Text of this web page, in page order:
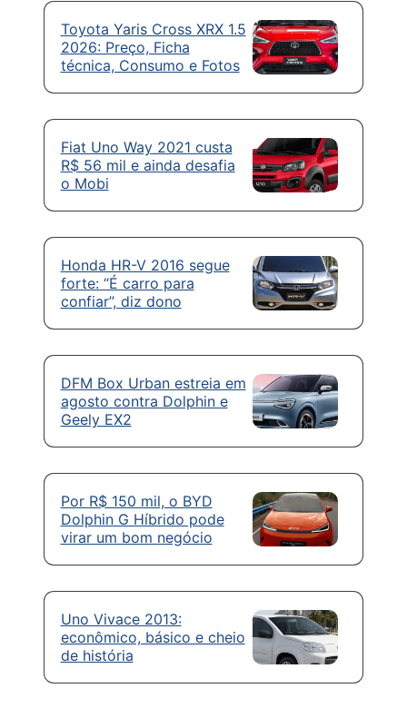
Toyota Yaris Cross XRX 1.5
2026: Preço, Ficha
técnica, Consumo e Fotos
Fiat Uno Way 2021 custa
R$ 56 mil e ainda desafia
o Mobi
Honda HR-V 2016 segue
forte: “É carro para
confiar”, diz dono
DFM Box Urban estreia em
agosto contra Dolphin e
Geely EX2
Por R$ 150 mil, o BYD
Dolphin G Híbrido pode
virar um bom negócio
Uno Vivace 2013:
econômico, básico e cheio
de história